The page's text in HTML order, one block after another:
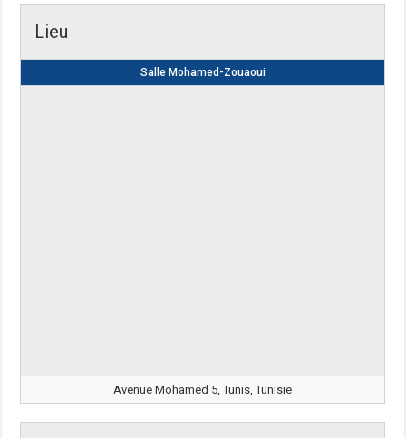
Lieu
Salle Mohamed-Zouaoui
Avenue Mohamed 5, Tunis, Tunisie